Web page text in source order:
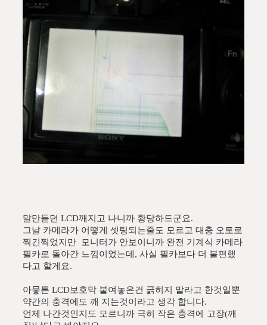
말만듣던 LCD깨지고 나니까 황당하드군요.
그날 카메라가 어떻게 셋팅되는줄도 모르고 대충 오토로
찍긴찍었지만 모니터가 안보이니까 완전 기계식 카메라
필카로 돌아간 느낌이었는데, 사실 필카보다 더 불편했
다고 할게요.
아뭏튼 LCD보호막 붙여놓은건 긁히지 말라고 한것일뿐
약간의 충격에도 깨 지는것이라고 생각 합니다.
언제 나간것인지도 모르니까 극히 작은 충격에 고장(깨